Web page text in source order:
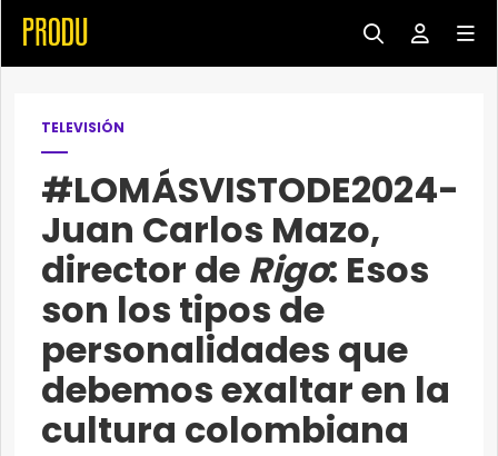
TELEVISIÓN
#LOMÁSVISTODE2024-
Juan Carlos Mazo,
director de Rigo: Esos
son los tipos de
personalidades que
debemos exaltar en la
cultura colombiana